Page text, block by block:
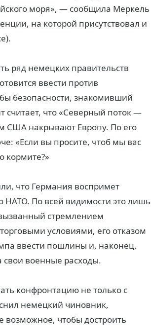
моря», — сообщила Меркель
на которой присутствовал и
ряд немецких правительств
ввести против
безопасности, знакомивший
считает, что «Северный поток —
США накрывают Европу. По его
«Если вы просите, чтоб мы вас
кормите?»
что Германия воспримет
НАТО. По всей видимости это лишь
стремлением
условиями, его отказом
ввести пошлины и, наконец,
военные расходы.
конфронтацию не только с
немецкий чиновник,
чтобы достроить